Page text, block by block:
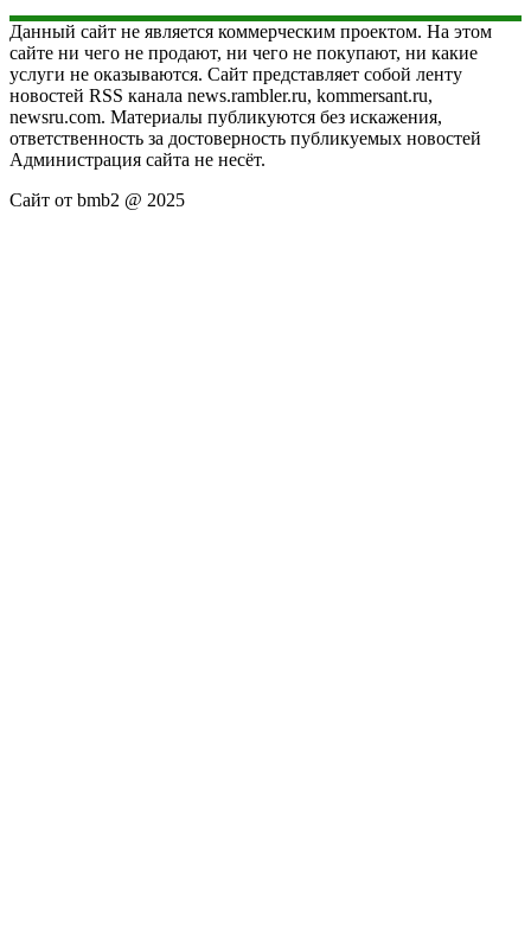
Данный сайт не является коммерческим проектом. На этом
сайте ни чего не продают, ни чего не покупают, ни какие
услуги не оказываются. Сайт представляет собой ленту
новостей RSS канала news.rambler.ru, kommersant.ru,
newsru.com. Материалы публикуются без искажения,
ответственность за достоверность публикуемых новостей
Администрация сайта не несёт.
Сайт от bmb2 @ 2025